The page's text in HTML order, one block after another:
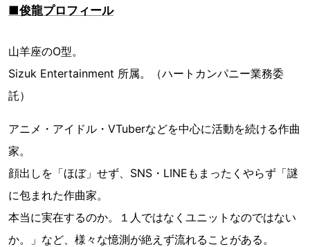
■俊龍プロフィール
山羊座のO型。
Sizuk Entertainment 所属。（ハートカンパニー業務委
託）
アニメ・アイドル・VTuberなどを中心に活動を続ける作曲
家。
顔出しを「ほぼ」せず、SNS・LINEもまったくやらず「謎
に包まれた作曲家。
本当に実在するのか。１人ではなくユニットなのではない
か。」など、様々な憶測が絶えず流れることがある。